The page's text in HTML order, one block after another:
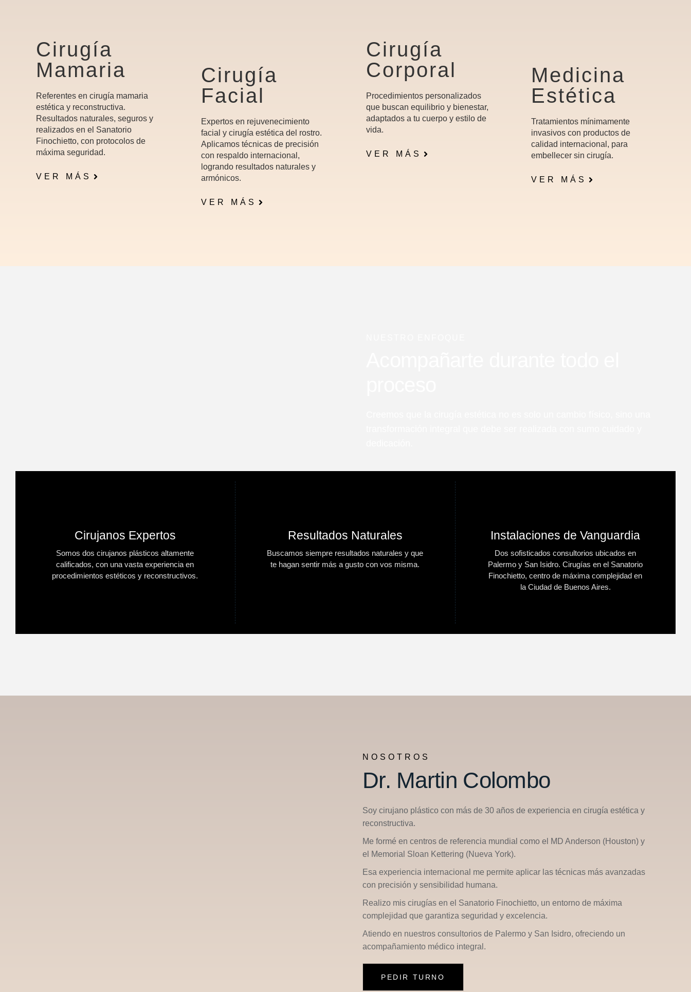
Cirugía
Mamaria
Referentes en cirugía mamaria
estética y reconstructiva.
Resultados naturales, seguros y
realizados en el Sanatorio
Finochietto, con protocolos de
máxima seguridad.
VER MÁS
Cirugía
Facial
Expertos en rejuvenecimiento
facial y cirugía estética del rostro.
Aplicamos técnicas de precisión
con respaldo internacional,
logrando resultados naturales y
armónicos.
VER MÁS
Cirugía
Corporal
Procedimientos personalizados
que buscan equilibrio y bienestar,
adaptados a tu cuerpo y estilo de
vida.
VER MÁS
Medicina
Estética
Tratamientos mínimamente
invasivos con productos de
calidad internacional, para
embellecer sin cirugía.
VER MÁS
Cirujanos Expertos
Somos dos cirujanos plásticos altamente
calificados, con una vasta experiencia en
procedimientos estéticos y reconstructivos.
Resultados Naturales
Buscamos siempre resultados naturales y que
te hagan sentir más a gusto con vos misma.
Instalaciones de Vanguardia
Dos sofisticados consultorios ubicados en
Palermo y San Isidro. Cirugías en el Sanatorio
Finochietto, centro de máxima complejidad en
la Ciudad de Buenos Aires.
NOSOTROS
Dr. Martin Colombo
Soy cirujano plástico con más de 30 años de experiencia en cirugía estética y
reconstructiva.
Me formé en centros de referencia mundial como el MD Anderson (Houston)y
el
Memorial Sloan Kettering (Nueva York).
Esa experiencia internacional me permite aplicar las técnicas más avanzadas
con precisión y sensibilidad humana.
Realizo mis cirugías en el Sanatorio Finochietto, un entorno de máxima
complejidad que garantiza seguridad y excelencia.
Atiendo en nuestros consultorios de Palermoy San Isidro, ofreciendo un
acompañamiento médico integral.
PEDIR TURNO